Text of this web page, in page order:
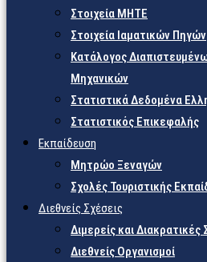
Στοιχεία ΜΗΤΕ
Στοιχεία Ιαματικών Πηγών
Κατάλογος
Μηχανικών
Στατιστικά Δεδομένα
Στατιστικός Επικεφαλής
Εκπαίδευση
Μητρώο Ξεναγών
Σχολές Τουριστικής
Διεθνείς Σχέσεις
Διμερείς και Διακρατικές
Διεθνείς Οργανισμοί